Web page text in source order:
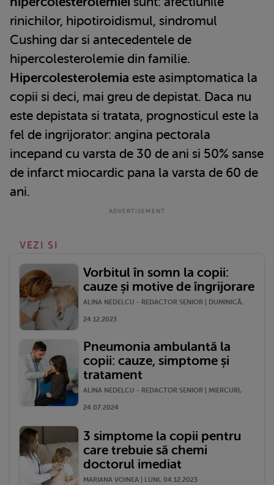
rinichilor, hipotiroidismul, sindromul
Cushing dar si antecedentele de
hipercolesterolemie din familie.
Hipercolesterolemia este asimptomatica la
copii si deci, mai greu de depistat. Daca nu
este depistata si tratata, prognosticul este la
fel de ingrijorator: angina pectorala
incepand cu varsta de 30 de ani si 50% sanse
de infarct miocardic pana la varsta de 60 de
ani.
VEZI SI
Vorbitul în somn la copii:
cauze și motive de îngrijorare
ALINA NEDELCU - REDACTOR SENIOR | DUMINICĂ,
24.12.2023
Pneumonia ambulantă la
copii: cauze, simptome și
tratament
ALINA NEDELCU - REDACTOR SENIOR | MIERCURI,
24.07.2024
3 simptome la copii pentru
care trebuie să chemi
doctorul imediat
MARIANA VOINEA | LUNI, 04.12.2023